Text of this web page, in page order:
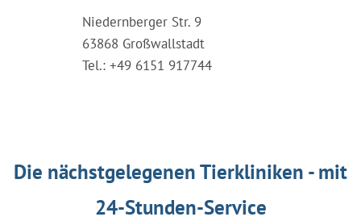
Niedernberger Str. 9
63868 Großwallstadt
Tel.: +49 6151 917744
Die nächstgelegenen Tierkliniken - mit
24-Stunden-Service